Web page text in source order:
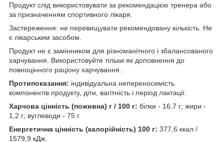
Продукт слід використовувати за рекомендацією тренера або
за призначенням спортивного лікаря.
Застереження: не перевищувати рекомендовану кількість. Не
є лікарським засобом.
Продукт не є замінником для різноманітного і збалансованого
харчування. Використовуйте тільки як доповнення до
повноцінного раціону харчування.
Протипоказання: індивідуальна непереносимість
компонентів продукту, діти, вагітність і період лактації.
Харчова цінність (поживна) г / 100 г: білки - 16,7 г; жири -
1,2 г; вуглеводи - 75 г.
Енергетична цінність (калорійність) 100 г: 377,6 ккал /
1579,9 кДж.